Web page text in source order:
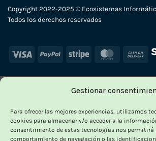
Gestionar
Para ofrecer las mejores experiencias, utilizamos
cookies para almacenar y/o acceder a la
consentimiento de estas tecnologías nos permitirá
comportamiento de navegación o las
Copyright 2022-2025 © Ecosistemas
Todos los derechos reservados
Visa PayPal Stripe